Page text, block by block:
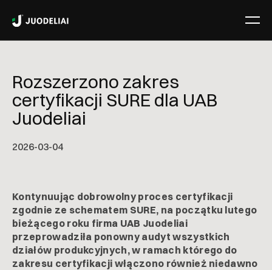
Rozszerzono zakres
certyfikacji SURE dla UAB
Juodeliai
2026-03-04
Kontynuując dobrowolny proces certyfikacji
zgodnie ze schematem SURE, na początku lutego
bieżącego roku firma UAB Juodeliai
przeprowadziła ponowny audyt wszystkich
działów produkcyjnych, w ramach którego do
zakresu certyfikacji włączono również niedawno